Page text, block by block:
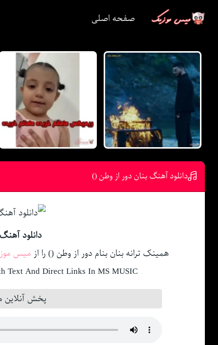
صفحه اصلی
دانلود آهنگ بنان دور از وطن ()
دانلود
همینک ترانه بنان بنام دور از وطن () را از میس
Text And Direct Links In MS MUSIC
پخش آنلاین